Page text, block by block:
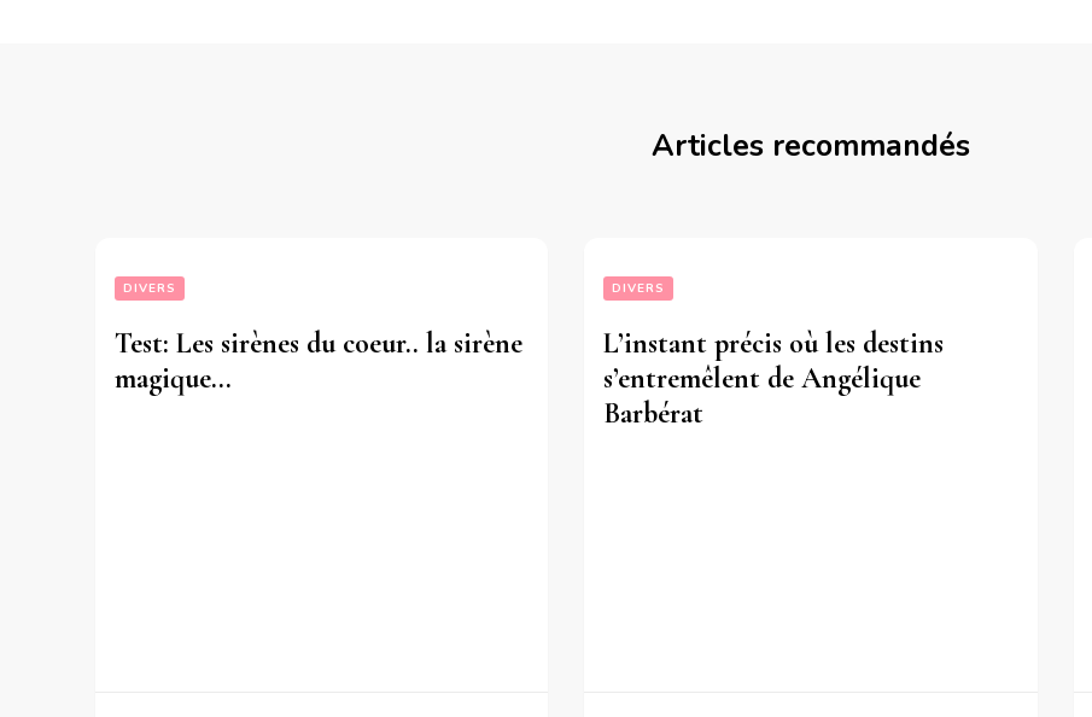
Articles recommandés
DIVERS
Test: Les sirènes du coeur.. la sirène
magique…
DIVERS
L’instant précis où les destins
s’entremêlent de Angélique
Barbérat